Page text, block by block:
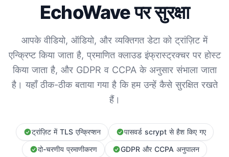
EchoWave पर सुरक्षा
आपके वीडियो, ऑडियो, और व्यक्तिगत डेटा को ट्रांज़िट में
एन्क्रिप्ट किया जाता है, प्रमाणित क्लाउड इंफ्रास्ट्रक्चर पर होस्ट
किया जाता है, और GDPR व CCPA के अनुसार संभाला जाता
है। यहाँ ठीक-ठीक बताया गया है कि हम उन्हें कैसे सुरक्षित रखते
हैं।
ट्रांज़िट में TLS एन्क्रिप्शन
पासवर्ड scrypt से हैश किए गए
दो-चरणीय प्रमाणीकरण
GDPR और CCPA अनुपालन